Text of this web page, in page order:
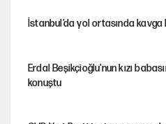
İstanbul’da yol ortasında
Erdal Beşikçioğlu'nun kızı
konuştu